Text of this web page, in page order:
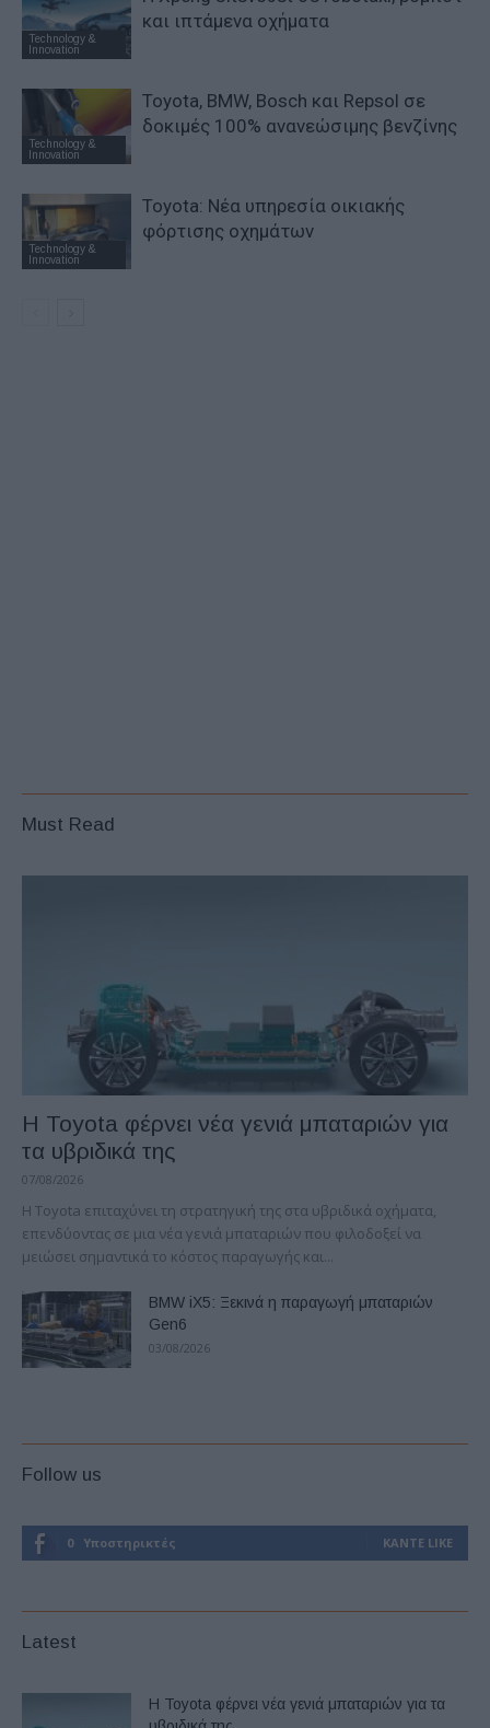
Technology &
Innovation
και ιπτάμενα οχήματα
Technology &
Innovation
Toyota, BMW, Bosch και Repsol σε
δοκιμές 100% ανανεώσιμης βενζίνης
Technology &
Innovation
Toyota: Νέα υπηρεσία οικιακής
φόρτισης οχημάτων
Must Read
Η Toyota φέρνει νέα γενιά μπαταριών για
τα υβριδικά της
07/08/2026
Η Toyota επιταχύνει τη στρατηγική της στα υβριδικά οχήματα,
επενδύοντας σε μια νέα γενιά μπαταριών που φιλοδοξεί να
μειώσει σημαντικά το κόστος παραγωγής και...
BMW iX5: Ξεκινά η παραγωγή μπαταριών
Gen6
03/08/2026
Follow us
0 Υποστηρικτές ΚΆΝΤΕ LIKE
Latest
Η Toyota φέρνει νέα γενιά μπαταριών για τα